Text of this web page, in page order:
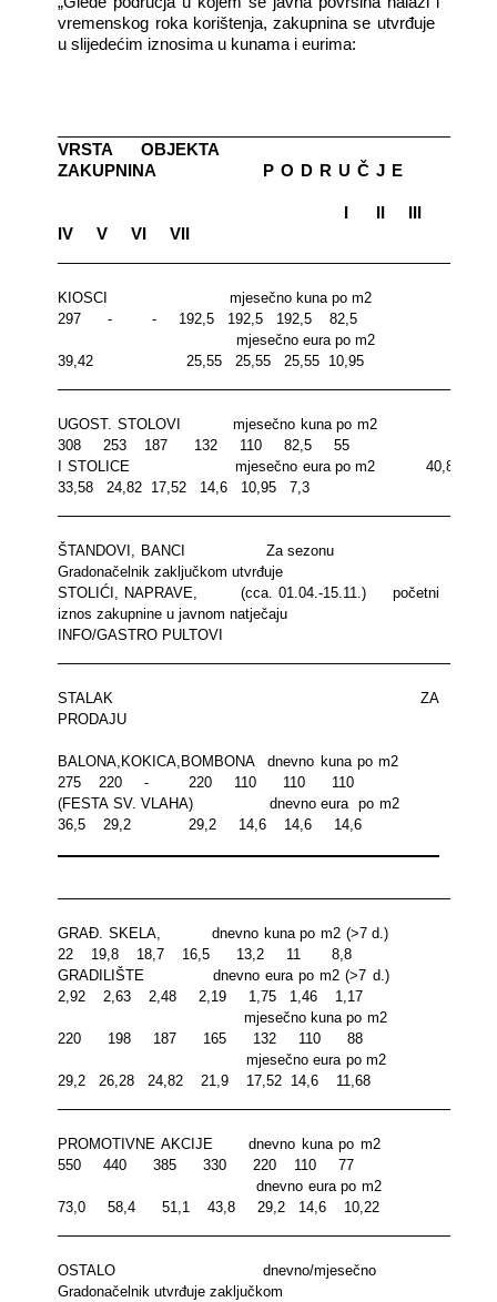
vremenskog roka korištenja, zakupnina se utvrđuje
u slijedećim iznosima u kunama i eurima:
VRSTA
OBJEKTA
ZAKUPNINA
P O D R U Č J E
IV
V VI
VII
KIOSCI
mjesečno kuna po m2
297
- - 192,5 192,5 192,5
82,5
mjesečno eura po m2
39,42
25,55 25,55 25,55 10,95
UGOST. STOLOVI
mjesečno kuna po m2
308
253 187 132 110 82,5
55
I STOLICE
mjesečno eura po m2
40,88
33,58
24,82 17,52 14,6 10,95 7,3
ŠTANDOVI, BANCI
Za sezonu
Gradonačelnik zaključkom utvrđuje
STOLIĆI, NAPRAVE,
(cca. 01.04.-15.11.)
početni
iznos zakupnine u javnom natječaju
INFO/GASTRO PULTOVI
STALAK ZA
PRODAJU
BALONA,KOKICA,BOMBONA
dnevno kuna po m2
275
220 - 220 110 110
110
(FESTA SV. VLAHA)
dnevno eura
po m2
36,5
29,2 29,2 14,6 14,6 14,6
GRAĐ. SKELA,
dnevno kuna po m2 (>7 d.)
22
19,8 18,7 16,5 13,2 11
8,8
GRADILIŠTE
dnevno eura po m2 (>7 d.)
2,92
2,63 2,48 2,19 1,75 1,46
1,17
mjesečno kuna po m2
220
198 187 165 132 110
88
mjesečno eura po m2
29,2
26,28 24,82 21,9 17,52 14,6 11,68
PROMOTIVNE AKCIJE
dnevno kuna po m2
550
440 385 330 220 110
77
dnevno eura po m2
73,0
58,4 51,1 43,8 29,2 14,6 10,22
OSTALO
dnevno/mjesečno
Gradonačelnik utvrđuje zaključkom